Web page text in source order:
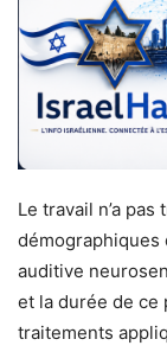
Le travail n’a
démographiques
auditive
et la durée de ce
traitements